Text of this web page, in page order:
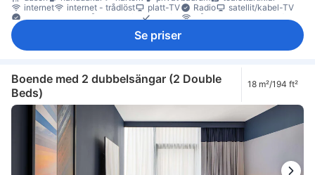
internet
internet - trådlöst platt-TV Radio
satellit/kabel-TV
streamingtjänst så som Netflix
trådlöst internet (gratis)
mörkläggningsgardiner
gratis vatten på flaska
rökdetektor
Rökpolicy - rökfria rum tillgängliga
Säkerhets-/skyddsfunktioner
värdeskåp för laptop
värdeskåp på rummet
Se priser
Boende med 2 dubbelsängar (2 Double
Beds)
18 m²/194 ft²